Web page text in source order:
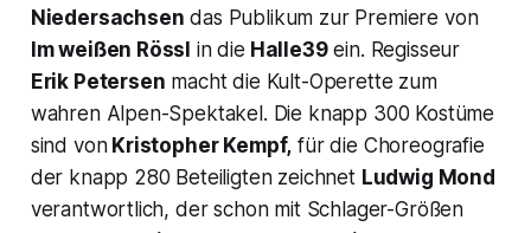
Niedersachsen das Publikum zur Premiere von
Im weißen Rössl in die Halle39ein. Regisseur
Erik Petersen macht die Kult-Operette zum
wahren Alpen-Spektakel. Die knapp 300 Kostüme
sind vonKristopher Kempf, für die Choreografie
der knapp 280 Beteiligten zeichnet Ludwig Mond
verantwortlich, der schon mit Schlager-Größen